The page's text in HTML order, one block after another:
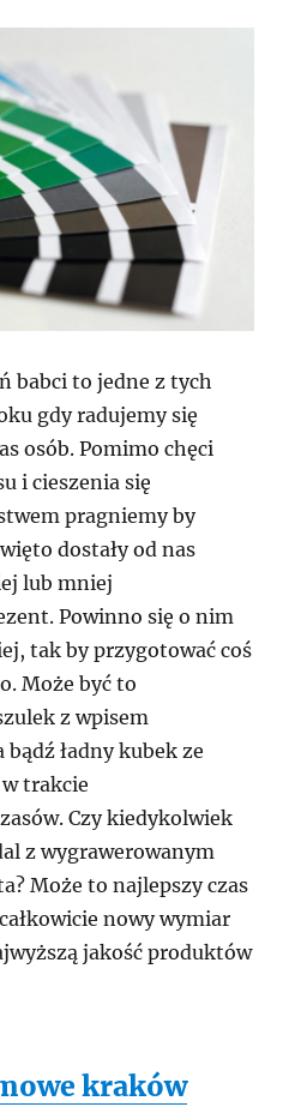
babci to jedne z tych
gdy radujemy się
osób. Pomimo chęci
i cieszenia się
pragniemy by
dostały od nas
lub mniej
Powinno się o nim
tak by przygotować coś
Może być to
z wpisem
ładny kubek ze
trakcie
Czy kiedykolwiek
z wygrawerowanym
Może to najlepszy czas
nowy wymiar
jakość produktów
kraków